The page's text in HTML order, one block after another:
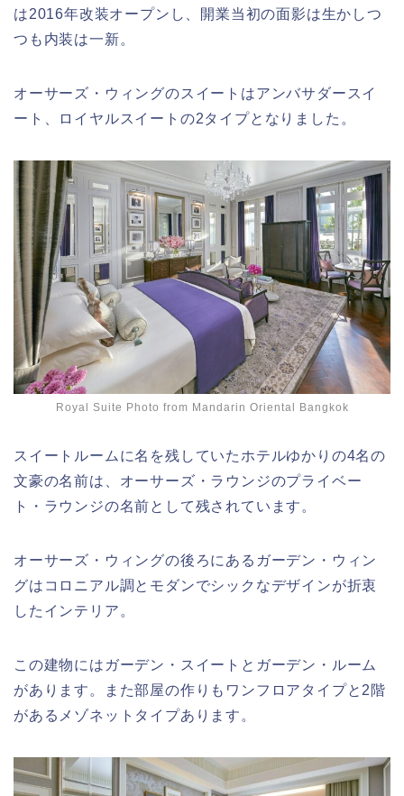
は2016年改装オープンし、開業当初の面影は生かしつ
つも内装は一新。
オーサーズ・ウィングのスイートはアンバサダースイ
ート、ロイヤルスイートの2タイプとなりました。
Royal Suite Photo from Mandarin Oriental Bangkok
スイートルームに名を残していたホテルゆかりの4名の
文豪の名前は、オーサーズ・ラウンジのプライベー
ト・ラウンジの名前として残されています。
オーサーズ・ウィングの後ろにあるガーデン・ウィン
グはコロニアル調とモダンでシックなデザインが折衷
したインテリア。
この建物にはガーデン・スイートとガーデン・ルーム
があります。また部屋の作りもワンフロアタイプと2階
があるメゾネットタイプあります。